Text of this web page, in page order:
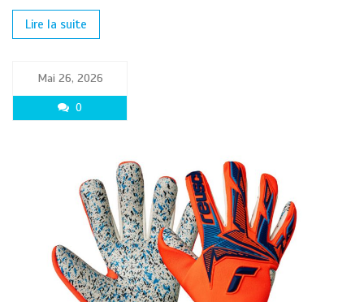
Lire la suite
Mai 26, 2026
0